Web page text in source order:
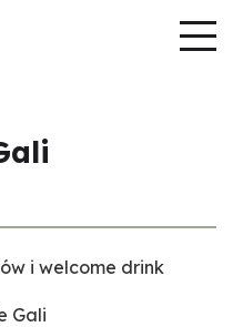
i welcome drink
Gali